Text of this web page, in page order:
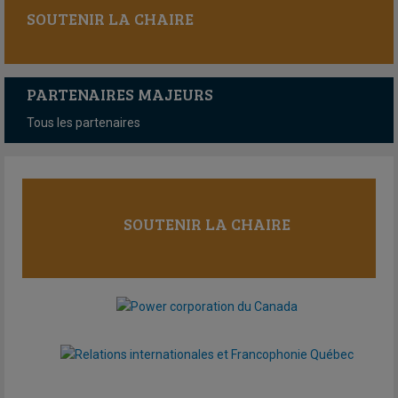
SOUTENIR LA CHAIRE
PARTENAIRES MAJEURS
Tous les partenaires
SOUTENIR LA CHAIRE